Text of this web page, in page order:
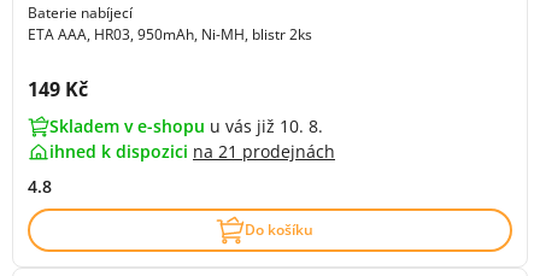
Baterie nabíjecí
ETA AAA, HR03, 950mAh, Ni-MH, blistr 2ks
Cena s DPH:
149 Kč
Skladem v e-shopu u vás již 10. 8.
ihned k dispozici na 21 prodejnách
4.8
Do košíku